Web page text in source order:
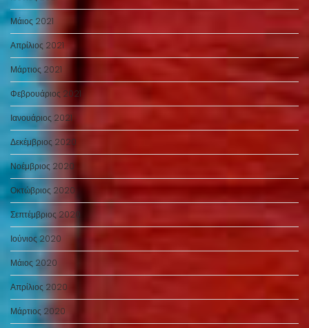
Μάιος 2021
Απρίλιος 2021
Μάρτιος 2021
Φεβρουάριος 2021
Ιανουάριος 2021
Δεκέμβριος 2020
Νοέμβριος 2020
Οκτώβριος 2020
Σεπτέμβριος 2020
Ιούνιος 2020
Μάιος 2020
Απρίλιος 2020
Μάρτιος 2020